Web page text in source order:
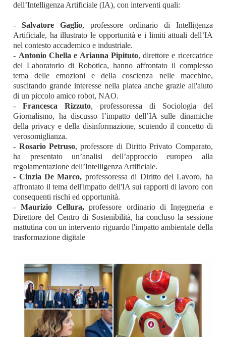
dell’Intelligenza Artificiale (IA), con interventi quali:
-Salvatore Gaglio, professore ordinario di Intelligenza
Artificiale, ha illustrato le opportunità e i limiti attuali dell’IA
nel contesto accademico e industriale.
- Antonio Chella e Arianna Pipituto, direttore e ricercatrice
del Laboratorio di Robotica, hanno affrontato il complesso
tema delle emozioni e della coscienza nelle macchine,
suscitando grande interesse nella platea anche grazie all'aiuto
di un piccolo amico robot, NAO.
-Francesca Rizzuto, professoressa di Sociologia del
Giornalismo, ha discusso l’impatto dell’IA sulle dinamiche
della privacy e della disinformazione, scutendo il concetto di
verosomiglianza.
- Rosario Petruso, professore di Diritto Privato Comparato,
ha presentato un’analisi dell’approccio europeo alla
regolamentazione dell’Intelligenza Artificiale.
- Cinzia De Marco, professoressa di Diritto del Lavoro, ha
affrontato il tema dell'impatto dell'IA sui rapporti di lavoro con
consequenti rischi ed opportunità.
- Maurizio Cellura,professore ordinario di Ingegneria e
Direttore del Centro di Sostenibilità, ha concluso la sessione
mattutina con un intervento riguardo l'impatto ambientale della
trasformazione digitale